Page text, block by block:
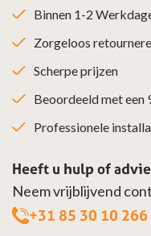
Binnen 1-2
Zorgeloos
Scherpe prijzen
Beoordeeld met een
Professionele
Heeft u hulp of
Neem vrijblijvend
+31 85 30 10 266